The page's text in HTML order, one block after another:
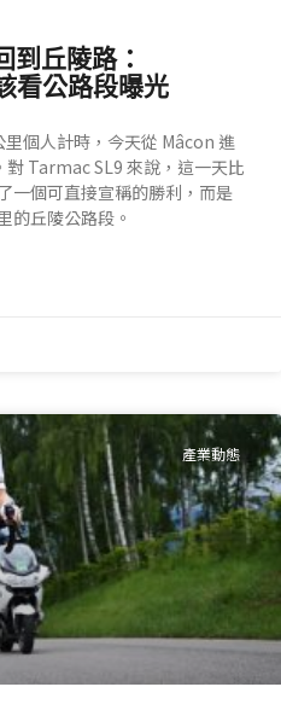
到丘陵路：
看公路段曝光
個人計時，今天從 Mâcon 進
Tarmac SL9 來說，這一天比
一個可直接宣稱的勝利，而是
的丘陵公路段。
產業動態